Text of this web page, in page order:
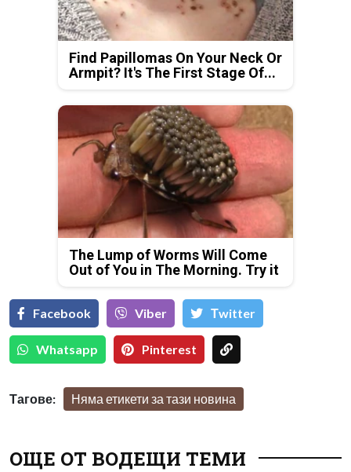
Find Papillomas On Your Neck Or
Armpit? It's The First Stage Of...
The Lump of Worms Will Come
Out of You in The Morning. Try it
Facebook Viber Тwitter
Whatsapp Pinterest
Тагове: Няма етикети за тази новина
ОЩЕ ОТ ВОДЕЩИ ТЕМИ